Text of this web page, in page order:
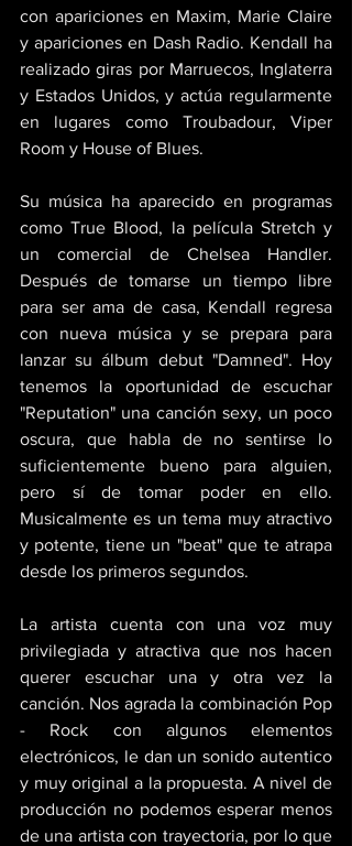
con apariciones en Maxim, Marie Claire
y apariciones en Dash Radio. Kendall ha
realizado giras por Marruecos, Inglaterra
y Estados Unidos, y actúa regularmente
en lugares como Troubadour, Viper
Room y House of Blues.
Su música ha aparecido en programas
como True Blood, la película Stretch y
un comercial de Chelsea Handler.
Después de tomarse un tiempo libre
para ser ama de casa, Kendall regresa
con nueva música y se prepara para
lanzar su álbum debut "Damned". Hoy
tenemos la oportunidad de escuchar
"Reputation" una canción sexy, un poco
oscura, que habla de no sentirse lo
suficientemente bueno para alguien,
pero sí de tomar poder en ello.
Musicalmente es un tema muy atractivo
y potente, tiene un "beat" que te atrapa
desde los primeros segundos.
La artista cuenta con una voz muy
privilegiada y atractiva que nos hacen
querer escuchar una y otra vez la
canción. Nos agrada la combinación Pop
- Rock con algunos elementos
electrónicos, le dan un sonido autentico
y muy original a la propuesta. A nivel de
producción no podemos esperar menos
de una artista con trayectoria, por lo que